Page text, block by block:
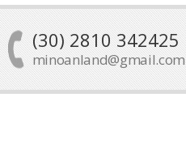
(30) 2810 342425
minoanland@gmail.com